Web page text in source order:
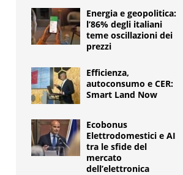
Energia e geopolitica:
l’86% degli italiani
teme oscillazioni dei
prezzi
Efficienza,
autoconsumo e CER:
Smart Land Now
Ecobonus
Elettrodomestici e AI
tra le sfide del
mercato
dell’elettronica